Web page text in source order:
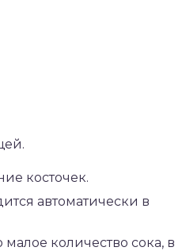
косточек.
автоматически в
количество сока, в